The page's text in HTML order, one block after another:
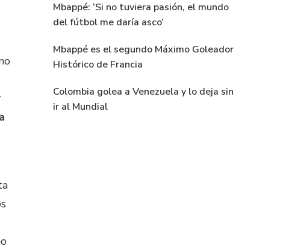
Mbappé: ‘Si no tuviera pasión, el mundo
del fútbol me daría asco’
Mbappé es el segundo Máximo Goleador
Histórico de Francia
Colombia golea a Venezuela y lo deja sin
ir al Mundial